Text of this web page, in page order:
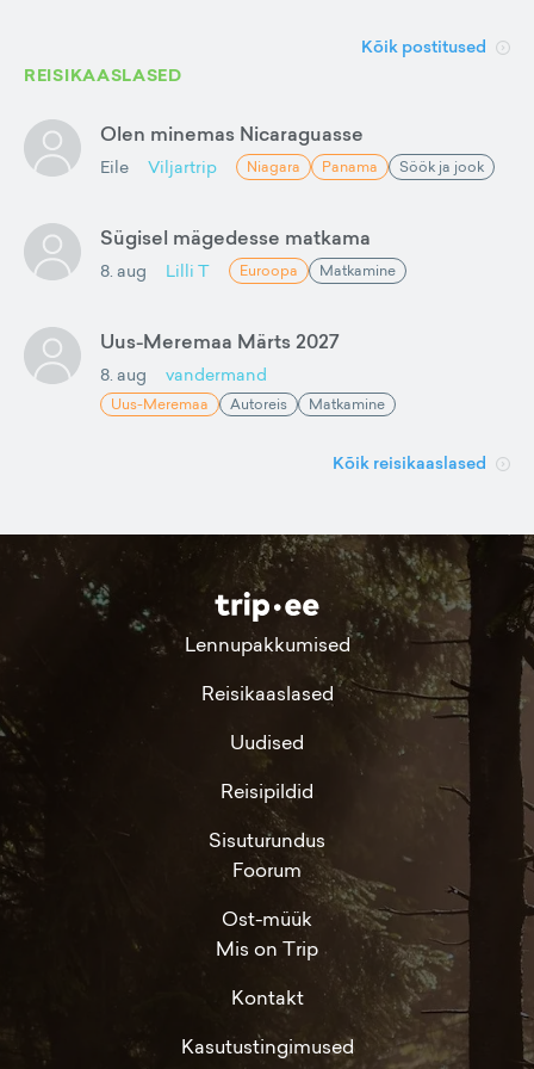
Kõik postitused
REISIKAASLASED
Olen minemas Nicaraguasse
Eile Viljartrip Niagara Panama Söök ja jook
Sügisel mägedesse matkama
8. aug Lilli T Euroopa Matkamine
Uus-Meremaa Märts 2027
8. aug vandermand
Uus-Meremaa Autoreis Matkamine
Kõik reisikaaslased
Lennupakkumised
Reisikaaslased
Uudised
Reisipildid
Sisuturundus
Foorum
Ost-müük
Mis on Trip
Kontakt
Kasutustingimused